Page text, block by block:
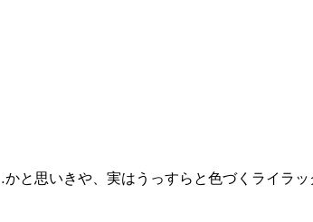
思いきや、実はうっすらと色づくライラ